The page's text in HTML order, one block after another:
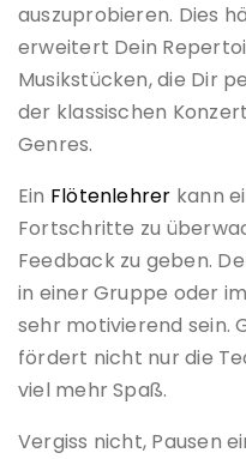
auszuprobieren. Dies
erweitert Dein
Musikstücken, die Dir
der klassischen
Genres.
Ein Flötenlehrer kann
Fortschritte zu
Feedback zu geben.
in einer Gruppe oder
sehr motivierend sein.
fördert nicht nur die
viel mehr Spaß.
Vergiss nicht, Pausen